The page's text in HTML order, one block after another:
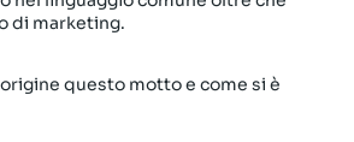
di marketing.
questo motto e come si è